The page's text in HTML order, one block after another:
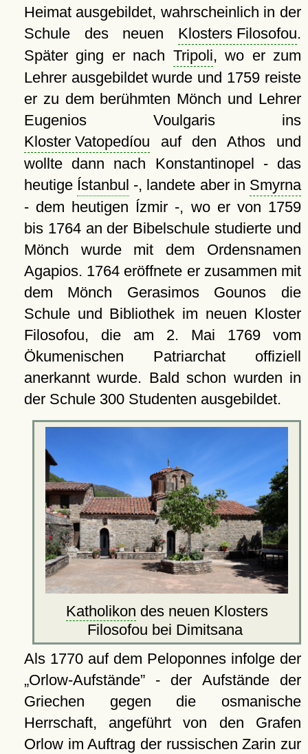
Heimat ausgebildet, wahrscheinlich in der
Schule des neuen Klosters Filosofou.
Später ging er nach Tripoli, wo er zum
Lehrer ausgebildet wurde und 1759 reiste
er zu dem berühmten Mönch und Lehrer
Eugenios Voulgaris ins
Kloster Vatopedíou auf den Athos und
wollte dann nach Konstantinopel - das
heutige Ístanbul -, landete aber in Smyrna
- dem heutigen Ízmir -, wo er von 1759
bis 1764 an der Bibelschule studierte und
Mönch wurde mit dem Ordensnamen
Agapios. 1764 eröffnete er zusammen mit
dem Mönch Gerasimos Gounos die
Schule und Bibliothek im neuen Kloster
Filosofou, die am 2. Mai 1769 vom
Ökumenischen Patriarchat offiziell
anerkannt wurde. Bald schon wurden in
der Schule 300 Studenten ausgebildet.
Katholikon des neuen Klosters
Filosofou bei Dimitsana
Als 1770 auf dem Peloponnes infolge der
Orlow-Aufstände - der Aufstände der
Griechen gegen die osmanische
Herrschaft, angeführt von den Grafen
Orlow im Auftrag der russischen Zarin zur